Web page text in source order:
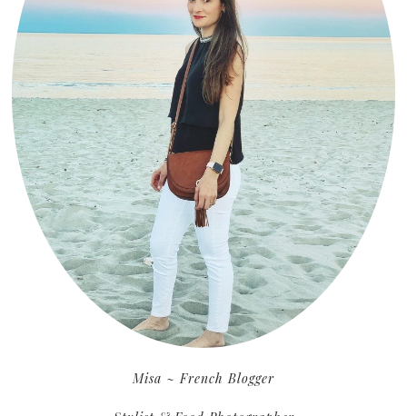
Misa ~ French Blogger